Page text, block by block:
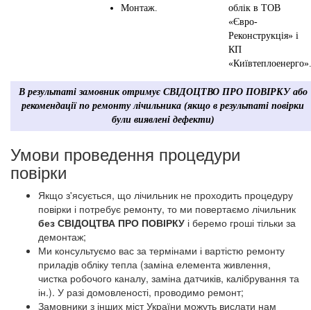
Монтаж.
облік в ТОВ
«Євро-
Реконструкція» і
КП
«Київтеплоенерго».
В результаті замовник отримує СВІДОЦТВО ПРО ПОВІРКУ або
рекомендації по ремонту лічильника (якщо в результаті повірки
були виявлені дефекти)
Умови проведення процедури
повірки
Якщо з'ясується, що лічильник не проходить процедуру
повірки і потребує ремонту, то ми повертаємо лічильник
без СВІДОЦТВА ПРО ПОВІРКУ і беремо гроші тільки за
демонтаж;
Ми консультуємо вас за термінами і вартістю ремонту
приладів обліку тепла (заміна елемента живлення,
чистка робочого каналу, заміна датчиків, калібрування та
ін.). У разі домовленості, проводимо ремонт;
Замовники з інших міст України можуть вислати нам